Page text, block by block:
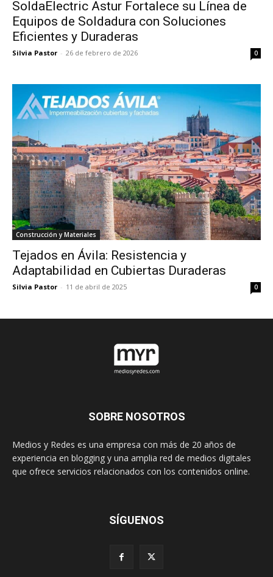
SoldaElectric Astur Fortalece su Línea de
Equipos de Soldadura con Soluciones
Eficientes y Duraderas
Silvia Pastor - 26 de febrero de 2026 0
Construcción y Materiales
Tejados en Ávila: Resistencia y
Adaptabilidad en Cubiertas Duraderas
Silvia Pastor - 11 de abril de 2025 0
SOBRE NOSOTROS
Medios y Redes es una empresa con más de 20 años de
experiencia en blogging y una amplia red de medios digitales
que ofrece servicios relacionados con los contenidos online.
SÍGUENOS